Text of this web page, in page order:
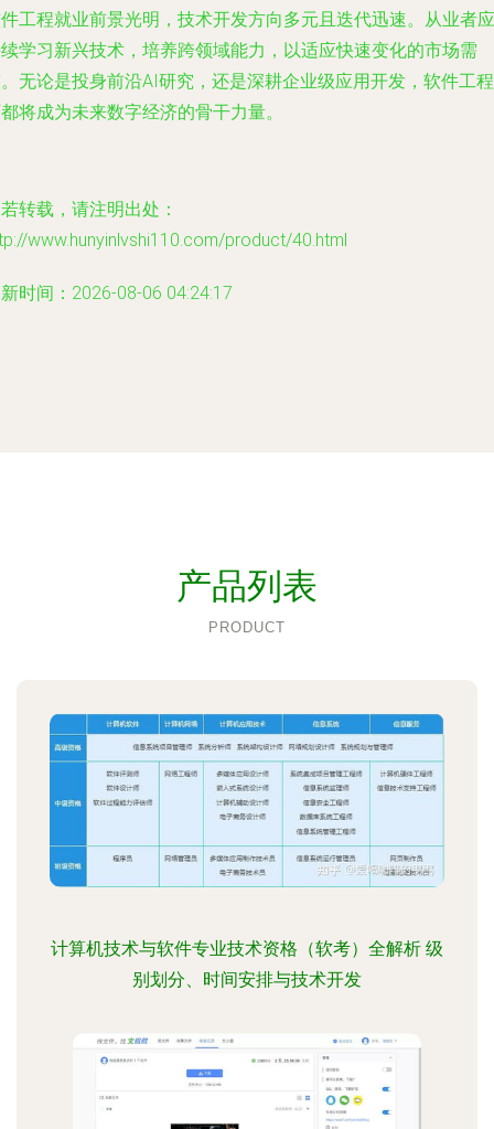
工程就业前景光明，技术开发方向多元且迭代迅速。从业者应
学习新兴技术，培养跨领域能力，以适应快速变化的市场需
无论是投身前沿AI研究，还是深耕企业级应用开发，软件工程
将成为未来数字经济的骨干力量。
转载，请注明出处：
www.hunyinlvshi110.com/product/40.html
时间：2026-08-06 04:24:17
产品列表
PRODUCT
计算机技术与软件专业技术资格（软考）全解析 级
别划分、时间安排与技术开发